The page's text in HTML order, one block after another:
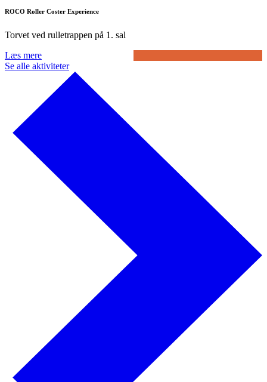
ROCO Roller Coster Experience
Torvet ved rulletrappen på 1. sal
Læs mere
Se alle aktiviteter